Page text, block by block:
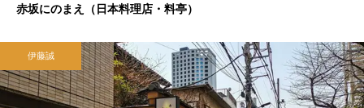
赤坂にのまえ（日本料理店・料亭）
伊藤誠